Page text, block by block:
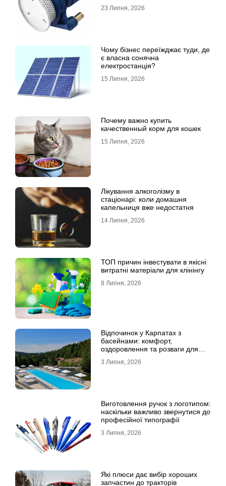
23 Липня, 2026
Чому бізнес переїжджає туди, де
є власна сонячна
електростанція?
15 Липня, 2026
Почему важно купить
качественный корм для кошек
15 Липня, 2026
Лікування алкоголізму в
стаціонарі: коли домашня
капельниця вже недостатня
14 Липня, 2026
ТОП причин інвестувати в якісні
витратні матеріали для клінінгу
8 Липня, 2026
Відпочинок у Карпатах з
басейнами: комфорт,
оздоровлення та розваги для
3 Липня, 2026
Виготовлення ручок з логотипом:
наскільки важливо звернутися до
професійної типографії
3 Липня, 2026
Які плюси дає вибір хороших
запчастин до тракторів